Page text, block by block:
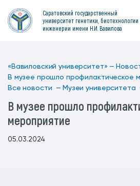
Саратовский государственный
университет генетики, биотехнологии
инженерии имени Н.И. Вавилова
«Вавиловский университет» —
В музее прошло профилактическое
Все новости — Музеи университета
В музее прошло
мероприятие
05.03.2024